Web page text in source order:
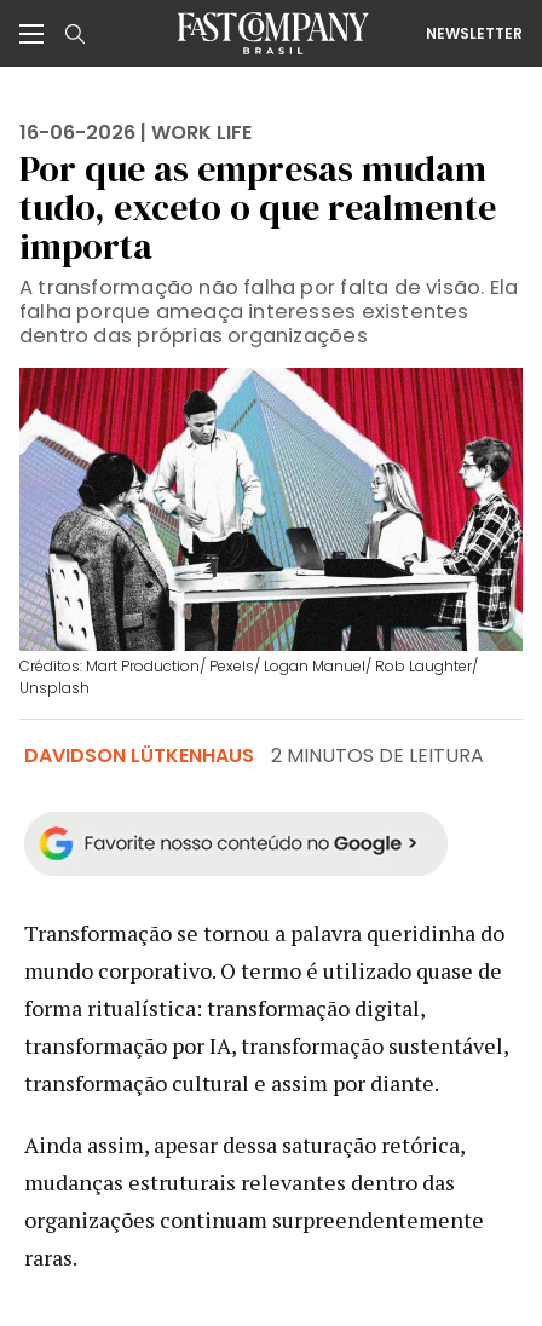
NEWSLETTER
16-06-2026 | WORK LIFE
Por que as empresas mudam
tudo, exceto o que realmente
importa
A transformação não falha por falta de visão. Ela
falha porque ameaça interesses existentes
dentro das próprias organizações
Créditos: Mart Production/ Pexels/ Logan Manuel/ Rob Laughter/
Unsplash
DAVIDSON LÜTKENHAUS 2 MINUTOS DE LEITURA
Transformação se tornou a palavra queridinha do
mundo corporativo. O termo é utilizado quase de
forma ritualística: transformação digital,
transformação por IA, transformação sustentável,
transformação cultural e assim por diante.
Ainda assim, apesar dessa saturação retórica,
mudanças estruturais relevantes dentro das
organizações continuam surpreendentemente
raras.